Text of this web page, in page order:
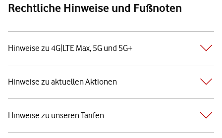
Rechtliche Hinweise und Fußnoten
Hinweise zu 4G|LTE Max, 5G und 5G+
Hinweise zu aktuellen Aktionen
Hinweise zu unseren Tarifen